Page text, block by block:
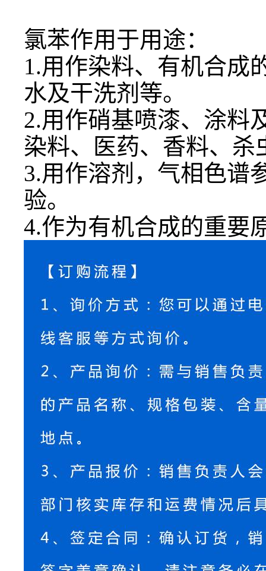
氯苯作用于用途：
1.用作染料、有机合成
水及干洗剂等。
2.用作硝基喷漆、涂料
染料、医药、香料、杀
3.用作溶剂，气相色谱
验。
4.作为有机合成的重要